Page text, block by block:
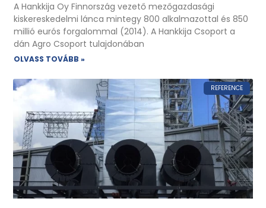
A Hankkija Oy Finnország vezető mezőgazdasági
kiskereskedelmi lánca mintegy 800 alkalmazottal és 850
millió eurós forgalommal (2014). A Hankkija Csoport a
dán Agro Csoport tulajdonában
OLVASS TOVÁBB »
REFERENCE